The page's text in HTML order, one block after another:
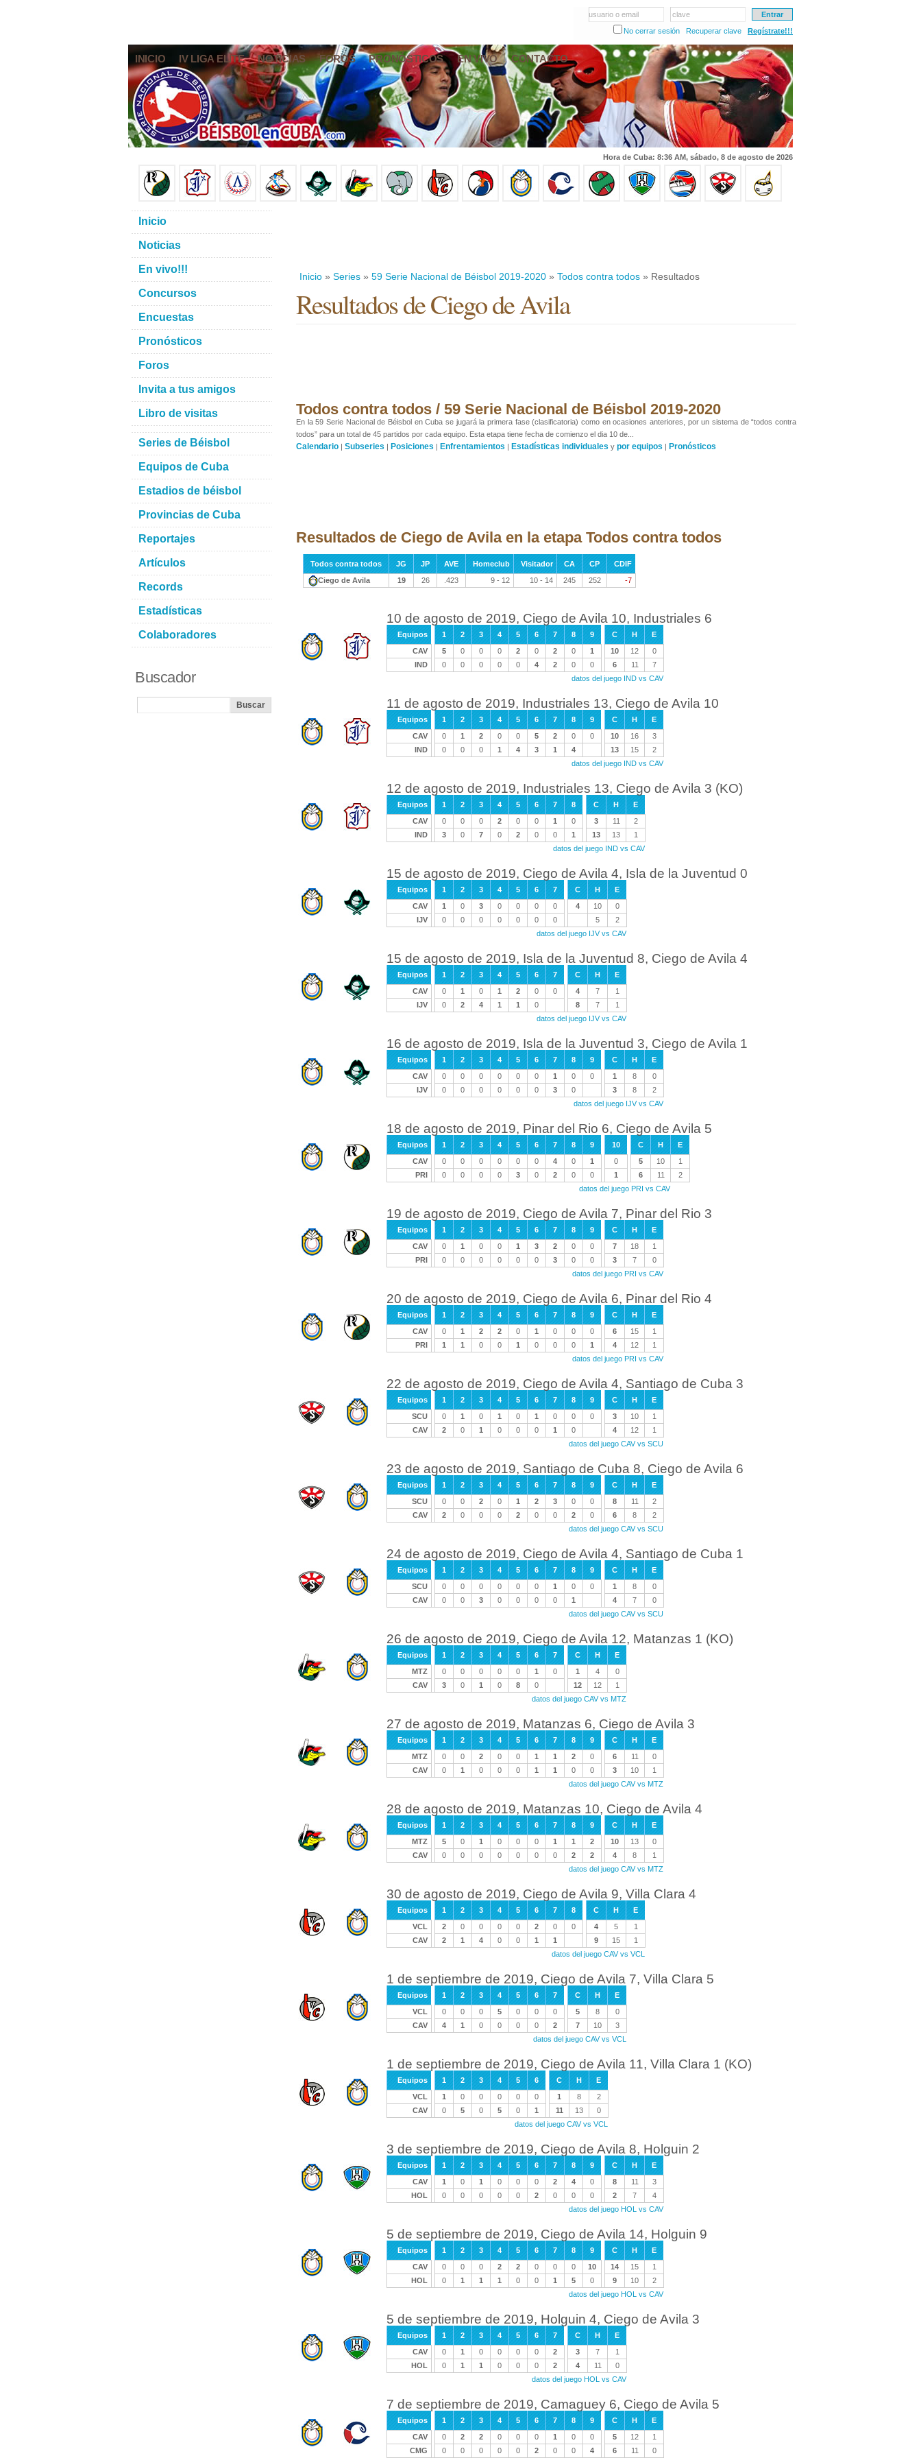
usuario o email
clave
No cerrar sesión
Recuperar clave Regístrate!!!
INICIO IV LIGA ELITE NOTICIAS FOROS PRONÓSTICOS EN VIVO CONTACTO
Hora de Cuba: 8:36 AM, sábado, 8 de agosto de 2026
Inicio » Series » 59 Serie Nacional de Béisbol 2019-2020 » Todos contra todos » Resultados
Resultados de Ciego de Avila
Todos contra todos / 59 Serie Nacional de Béisbol 2019-2020
En la 59 Serie Nacional de Béisbol en Cuba se jugará la primera fase (clasificatoria) como en ocasiones anteriores, por un sistema de “todos contra
todos” para un total de 45 partidos por cada equipo. Esta etapa tiene fecha de comienzo el dia 10 de...
Calendario | Subseries | Posiciones | Enfrentamientos | Estadísticas individuales y por equipos | Pronósticos
Resultados de Ciego de Avila en la etapa Todos contra todos
Todos contra todos JG JP AVE Homeclub Visitador CA CP
CDIF
Ciego de Avila
19 26 .423 9 - 12 10 - 14 245 252 -7
10 de agosto de 2019, Ciego de Avila 10, Industriales 6
Equipos 1 2 3 4 5 6 7 8 9 C H
E
CAV
5 0 0 0 2 0 2 0 1 10 12
0
IND
0 0 0 0 0 4 2 0 0 6 11
7
datos del juego IND vs CAV
11 de agosto de 2019, Industriales 13, Ciego de Avila 10
Equipos 1 2 3 4 5 6 7 8 9 C H
E
CAV
0 1 2 0 0 5 2 0 0 10 16
3
IND
0 0 0 1 4 3 1 4 13 15
2
datos del juego IND vs CAV
12 de agosto de 2019, Industriales 13, Ciego de Avila 3 (KO)
Equipos 1 2 3 4 5 6 7 8 C H
E
CAV
0 0 0 2 0 0 1 0 3 11
2
IND
3 0 7 0 2 0 0 1 13 13
1
datos del juego IND vs CAV
15 de agosto de 2019, Ciego de Avila 4, Isla de la Juventud 0
Equipos 1 2 3 4 5 6 7 C H
E
CAV
1 0 3 0 0 0 0 4 10
0
IJV
0 0 0 0 0 0 0 5
2
datos del juego IJV vs CAV
15 de agosto de 2019, Isla de la Juventud 8, Ciego de Avila 4
Equipos 1 2 3 4 5 6 7 C H
E
CAV
0 1 0 1 2 0 0 4 7
1
IJV
0 2 4 1 1 0 8 7
1
datos del juego IJV vs CAV
16 de agosto de 2019, Isla de la Juventud 3, Ciego de Avila 1
Equipos 1 2 3 4 5 6 7 8 9 C H
E
CAV
0 0 0 0 0 0 1 0 0 1 8
0
IJV
0 0 0 0 0 0 3 0 3 8
2
datos del juego IJV vs CAV
18 de agosto de 2019, Pinar del Rio 6, Ciego de Avila 5
Equipos 1 2 3 4 5 6 7 8 9 10 C H
E
CAV
0 0 0 0 0 0 4 0 1 0 5 10
1
PRI
0 0 0 0 3 0 2 0 0 1 6 11
2
datos del juego PRI vs CAV
19 de agosto de 2019, Ciego de Avila 7, Pinar del Rio 3
Equipos 1 2 3 4 5 6 7 8 9 C H
E
CAV
0 1 0 0 1 3 2 0 0 7 18
1
PRI
0 0 0 0 0 0 3 0 0 3 7
0
datos del juego PRI vs CAV
20 de agosto de 2019, Ciego de Avila 6, Pinar del Rio 4
Equipos 1 2 3 4 5 6 7 8 9 C H
E
CAV
0 1 2 2 0 1 0 0 0 6 15
1
PRI
1 1 0 0 1 0 0 0 1 4 12
1
datos del juego PRI vs CAV
22 de agosto de 2019, Ciego de Avila 4, Santiago de Cuba 3
Equipos 1 2 3 4 5 6 7 8 9 C H
E
SCU
0 1 0 1 0 1 0 0 0 3 10
1
CAV
2 0 1 0 0 0 1 0 4 12
1
datos del juego CAV vs SCU
23 de agosto de 2019, Santiago de Cuba 8, Ciego de Avila 6
Equipos 1 2 3 4 5 6 7 8 9 C H
E
SCU
0 0 2 0 1 2 3 0 0 8 11
2
CAV
2 0 0 0 2 0 0 2 0 6 8
2
datos del juego CAV vs SCU
24 de agosto de 2019, Ciego de Avila 4, Santiago de Cuba 1
Equipos 1 2 3 4 5 6 7 8 9 C H
E
SCU
0 0 0 0 0 0 1 0 0 1 8
0
CAV
0 0 3 0 0 0 0 1 4 7
0
datos del juego CAV vs SCU
26 de agosto de 2019, Ciego de Avila 12, Matanzas 1 (KO)
Equipos 1 2 3 4 5 6 7 C H
E
MTZ
0 0 0 0 0 1 0 1 4
0
CAV
3 0 1 0 8 0 12 12
1
datos del juego CAV vs MTZ
27 de agosto de 2019, Matanzas 6, Ciego de Avila 3
Equipos 1 2 3 4 5 6 7 8 9 C H
E
MTZ
0 0 2 0 0 1 1 2 0 6 11
0
CAV
0 1 0 0 0 1 1 0 0 3 10
1
datos del juego CAV vs MTZ
28 de agosto de 2019, Matanzas 10, Ciego de Avila 4
Equipos 1 2 3 4 5 6 7 8 9 C H
E
MTZ
5 0 1 0 0 0 1 1 2 10 13
0
CAV
0 0 0 0 0 0 0 2 2 4 8
1
datos del juego CAV vs MTZ
30 de agosto de 2019, Ciego de Avila 9, Villa Clara 4
Equipos 1 2 3 4 5 6 7 8 C H
E
VCL
2 0 0 0 0 2 0 0 4 5
1
CAV
2 1 4 0 0 1 1 9 15
1
datos del juego CAV vs VCL
1 de septiembre de 2019, Ciego de Avila 7, Villa Clara 5
Equipos 1 2 3 4 5 6 7 C H
E
VCL
0 0 0 5 0 0 0 5 8
0
CAV
4 1 0 0 0 0 2 7 10
3
datos del juego CAV vs VCL
1 de septiembre de 2019, Ciego de Avila 11, Villa Clara 1 (KO)
Equipos 1 2 3 4 5 6 C H
E
VCL
1 0 0 0 0 0 1 8
2
CAV
0 5 0 5 0 1 11 13
0
datos del juego CAV vs VCL
3 de septiembre de 2019, Ciego de Avila 8, Holguin 2
Equipos 1 2 3 4 5 6 7 8 9 C H
E
CAV
1 0 1 0 0 0 2 4 0 8 11
3
HOL
0 0 0 0 0 2 0 0 0 2 7
4
datos del juego HOL vs CAV
5 de septiembre de 2019, Ciego de Avila 14, Holguin 9
Equipos 1 2 3 4 5 6 7 8 9 C H
E
CAV
0 0 0 2 2 0 0 0 10 14 15
1
HOL
0 1 1 1 0 0 1 5 0 9 10
2
datos del juego HOL vs CAV
5 de septiembre de 2019, Holguin 4, Ciego de Avila 3
Equipos 1 2 3 4 5 6 7 C H
E
CAV
0 1 0 0 0 0 2 3 7
1
HOL
0 1 1 0 0 0 2 4 11
0
datos del juego HOL vs CAV
7 de septiembre de 2019, Camaguey 6, Ciego de Avila 5
Equipos 1 2 3 4 5 6 7 8 9 C H
E
CAV
0 2 2 0 0 0 1 0 0 5 12
1
CMG
0 0 0 0 0 2 0 0 4 6 11 0
Inicio
Noticias
En vivo!!!
Concursos
Encuestas
Pronósticos
Foros
Invita a tus amigos
Libro de visitas
Series de Béisbol
Equipos de Cuba
Estadios de béisbol
Provincias de Cuba
Reportajes
Artículos
Records
Estadísticas
Colaboradores
Buscador